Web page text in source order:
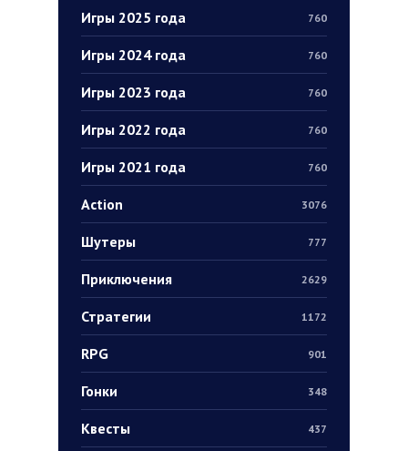
Игры 2025 года 760
Игры 2024 года 760
Игры 2023 года 760
Игры 2022 года 760
Игры 2021 года 760
Action 3076
Шутеры 777
Приключения 2629
Стратегии 1172
RPG 901
Гонки 348
Квесты 437